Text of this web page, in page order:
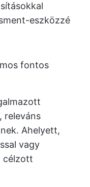
eszközzé
fontos
releváns
Ahelyett,
vagy
célzott